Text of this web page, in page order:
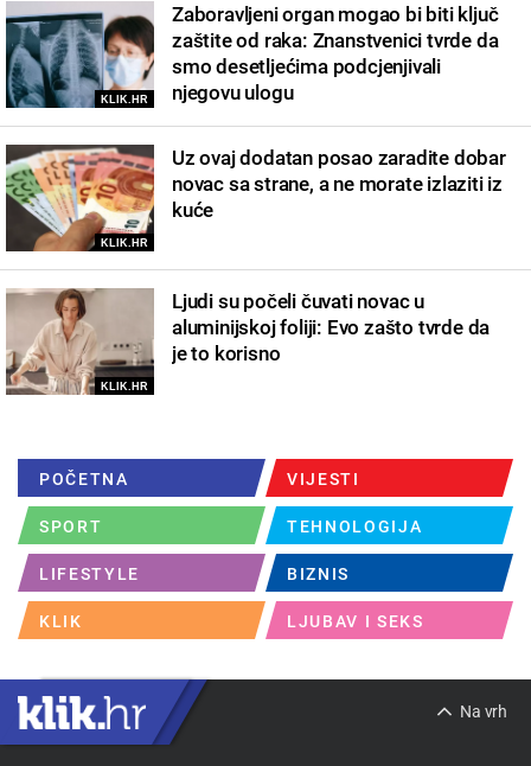
KLIK.HR
Zaboravljeni organ mogao bi biti ključ
zaštite od raka: Znanstvenici tvrde da
smo desetljećima podcjenjivali
njegovu ulogu
KLIK.HR
Uz ovaj dodatan posao zaradite dobar
novac sa strane, a ne morate izlaziti iz
kuće
KLIK.HR
Ljudi su počeli čuvati novac u
aluminijskoj foliji: Evo zašto tvrde da
je to korisno
POČETNA VIJESTI
SPORT TEHNOLOGIJA
LIFESTYLE BIZNIS
KLIK LJUBAV I SEKS
Na vrh